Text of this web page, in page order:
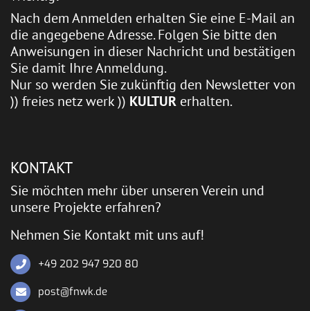
Nach dem Anmelden erhalten Sie eine E-Mail an
die angegebene Adresse. Folgen Sie bitte den
Anweisungen in dieser Nachricht und bestätigen
Sie damit Ihre Anmeldung.
Nur so werden Sie zukünftig den Newsletter von
)) freies netz werk )) KULTUR erhalten.
KONTAKT
Sie möchten mehr über unseren Verein und
unsere Projekte erfahren?
Nehmen Sie Kontakt mit uns auf!
+49 202 947 920 80
post@fnwk.de